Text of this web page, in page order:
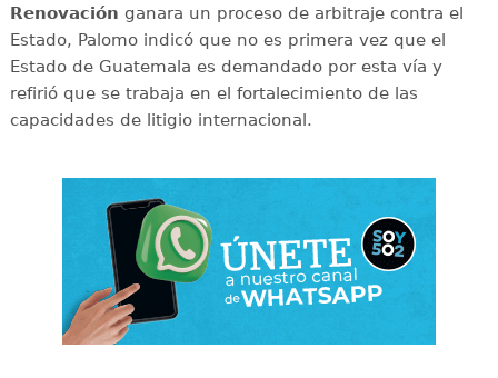
Renovación ganara un proceso de arbitraje contra el
Estado, Palomo indicó que no es primera vez que el
Estado de Guatemala es demandado por esta vía y
refirió que se trabaja en el fortalecimiento de las
capacidades de litigio internacional.